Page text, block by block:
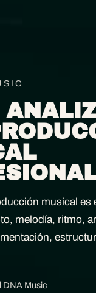
musical es
melodía, ritmo,
DNA Music